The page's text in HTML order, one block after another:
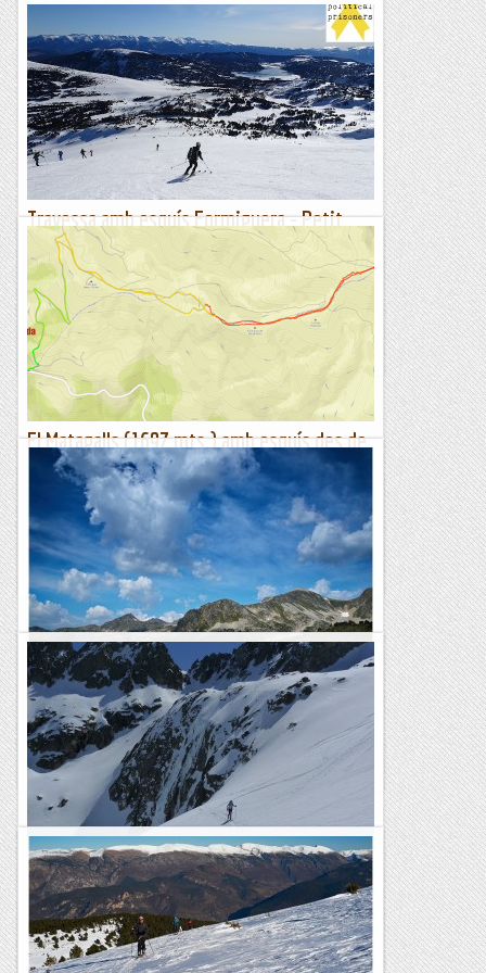
Travessa amb esquís Formiguera - Petit
Peric - Pam
Distància: 20 km.Desnivell: 1200 m+.Dificultat: mitjana (ME,
S2-S3).Durada total: 7 h.Punt de sortida: estació esquí
Formiguera.Dia de l'excursió: 29/12/2019.A l'estació...
Passamuntanyes
El Matagalls (1697 mts.) amb esquís des de
Coll Formic.
Itinerari marcat amb el rellotge Suunto Traverse.Itinerari al
mapa Alpina 1:25.000Aquesta ha estat una setmana de bojos,
amb canvis de temps constants pel cap de setmana. La...
Sortides a Muntanya
Valls d'Àrreu i Airoto
Vaig visitar les capçaleres de les valls d'Airoto i Àrreu fa un
grapat d'anys, amb esquís, en una excursió magnífica que
recordo molt bé. Eren unes valls pràcticament...
Muntanyes, camins, traces
Amb els esquís al Turó de Neuvielha
Distància: 24 km.Desnivell: 1600 m.Dificultat tècnica: ME, S2
molt puntualment S3 a la part final.Durada total: 7:30 h.Punt
de sortida: carretera de Luz Saint-Sauveur cap al...
Passamuntanyes